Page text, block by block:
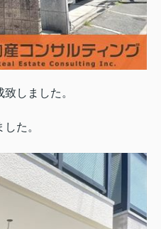
しました。
た。